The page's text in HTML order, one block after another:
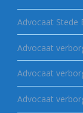
Advocaat Stede
Advocaat
Advocaat
Advocaat